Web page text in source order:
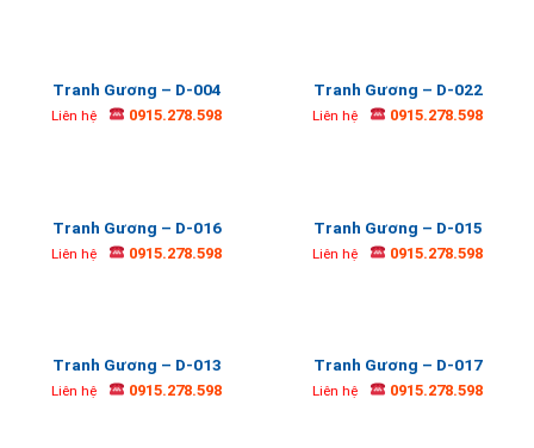
Tranh Gương – D-004
Liên hệ 0915.278.598
Tranh Gương – D-022
Liên hệ 0915.278.598
Tranh Gương – D-016
Liên hệ 0915.278.598
Tranh Gương – D-015
Liên hệ 0915.278.598
Tranh Gương – D-013
Liên hệ 0915.278.598
Tranh Gương – D-017
Liên hệ 0915.278.598